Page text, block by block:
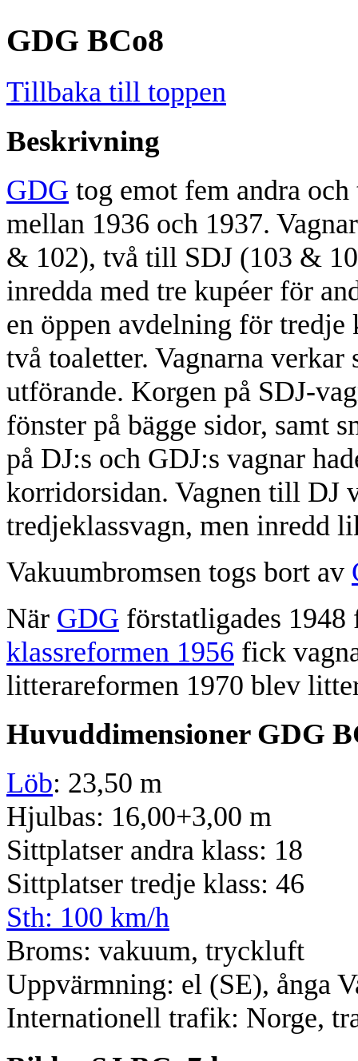
GDG BCo8
Tillbaka till toppen
Beskrivning
GDG tog emot fem andra
mellan 1936 och 1937.
& 102), två till SDJ (103 &
inredda med tre kupéer för
en öppen avdelning för
två toaletter. Vagnarna
utförande. Korgen på SDJ-
fönster på bägge sidor, samt
på DJ:s och GDJ:s vagnar
korridorsidan. Vagnen till DJ
tredjeklassvagn, men inredd
Vakuumbromsen togs bort av
När GDG förstatligades
klassreformen 1956 fick
litterareformen 1970 blev
Huvuddimensioner GDG
Löb: 23,50 m
Hjulbas: 16,00+3,00 m
Sittplatser andra klass: 18
Sittplatser tredje klass: 46
Sth: 100 km/h
Broms: vakuum, tryckluft
Uppvärmning: el (SE), ånga
Internationell trafik: Norge,